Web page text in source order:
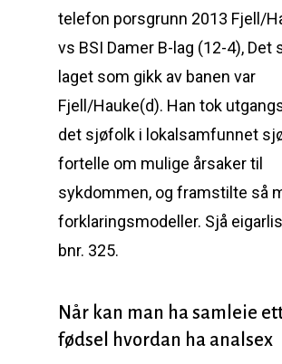
telefon porsgrunn 2013 Fjell/
vs BSI Damer B-lag (12-4), Det
laget som gikk av banen var
Fjell/Hauke(d). Han tok
det sjøfolk i lokalsamfunnet
fortelle om mulige årsaker til
sykdommen, og framstilte så
forklaringsmodeller. Sjå
bnr. 325.
Når kan man ha samleie
fødsel hvordan ha analsex